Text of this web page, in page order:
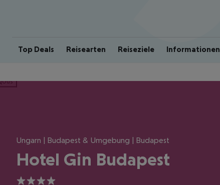
Top Deals Reisearten Reiseziele Informationen
Ungarn | Budapest & Umgebung | Budapest
Hotel Gin Budapest
4